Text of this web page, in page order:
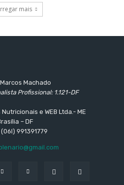
mais
Machado
Profissional: 1.121-DF
e WEB Ltda.- ME
– DF
991391779